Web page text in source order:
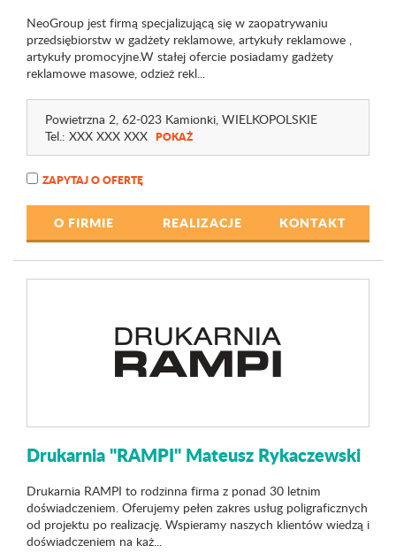
NeoGroup jest firmą specjalizującą się w zaopatrywaniu
przedsiębiorstw w gadżety reklamowe, artykuły reklamowe ,
artykuły promocyjne.W stałej ofercie posiadamy gadżety
reklamowe masowe, odzież rekl...
Powietrzna 2, 62-023 Kamionki, WIELKOPOLSKIE
Tel.: XXX XXX XXX POKAŻ
ZAPYTAJ O OFERTĘ
O FIRMIE REALIZACJE KONTAKT
Drukarnia "RAMPI" Mateusz Rykaczewski
Drukarnia RAMPI to rodzinna firma z ponad 30 letnim
doświadczeniem. Oferujemy pełen zakres usług poligraficznych
od projektu po realizację. Wspieramy naszych klientów wiedzą i
doświadczeniem na każ...